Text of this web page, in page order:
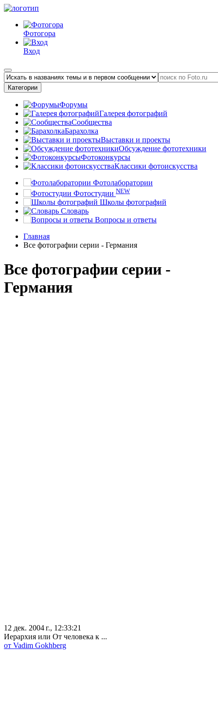
Фотогора
Вход
Категории
Форумы
Галерея фотографий
Сообщества
Барахолка
Выставки и проекты
Обсуждение фототехники
Фотоконкурсы
Классики фотоискусства
Фотолаборатории
Фотостудии NEW
Школы фотографий
Словарь
Вопросы и ответы
Главная
Все фотографии серии - Германия
Все фотографии серии -
Германия
12 дек. 2004 г., 12:33:21
Иерархия или От человека к ...
от Vadim Gokhberg